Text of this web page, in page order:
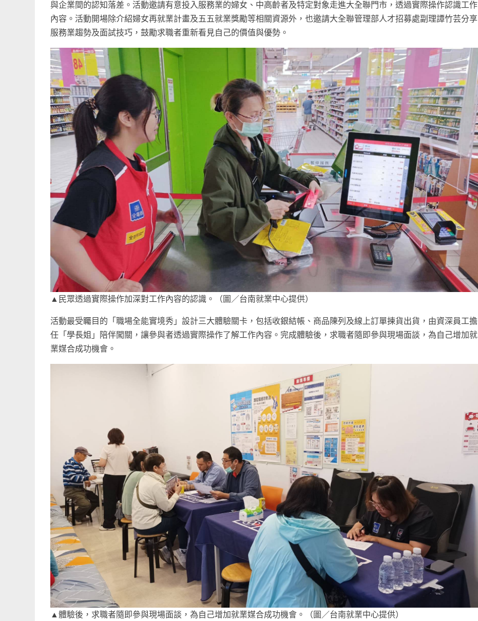
與企業間的認知落差。活動邀請有意投入服務業的婦女、中高齡者及特定對象走進大全聯門市，透過實際操作認識工作
內容。活動開場除介紹婦女再就業計畫及五五就業獎勵等相關資源外，也邀請大全聯管理部人才招募處副理譚竹芸分享
服務業趨勢及面試技巧，鼓勵求職者重新看見自己的價值與優勢。
▲民眾透過實際操作加深對工作內容的認識。（圖／台南就業中心提供）
活動最受矚目的「職場全能實境秀」設計三大體驗關卡，包括收銀結帳、商品陳列及線上訂單揀貨出貨，由資深員工擔
任「學長姐」陪伴闖關，讓參與者透過實際操作了解工作內容。完成體驗後，求職者隨即參與現場面談，為自己增加就
業媒合成功機會。
▲體驗後，求職者隨即參與現場面談，為自己增加就業媒合成功機會。（圖／台南就業中心提供）